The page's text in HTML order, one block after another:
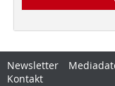
Newsletter
Kontakt